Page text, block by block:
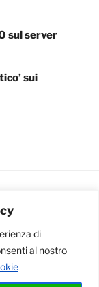
di
al nostro
sul server
sui